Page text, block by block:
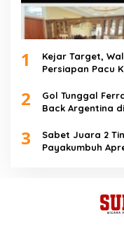
1
Kejar Target,
Persiapan Pacu
2
Gol Tunggal
Back Argentina
3
Sabet Juara 2
Payakumbuh